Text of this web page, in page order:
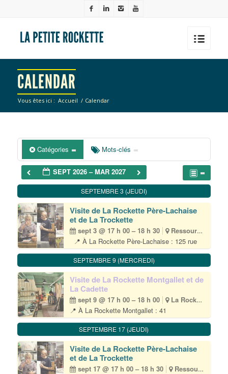
CALENDAR
Vous êtes ici : Accueil / Calendar
Catégories Mots-clés
SEPT 2026 – MAR 2027
SEPTEMBRE 3 (JEUDI)
Visite de La Rockette Père-Lachaise
et de La Trockette
sept 3 @ 17 h 00 – 18 h 30
Ressourcerie
📍 À La Rockette Père-Lachaise : 125 rue
du chemin vert – 75011 Paris • (M) Père-
Lachaise 👥 Tout public – 10 participant·es
max 🎟 Inscription obligatoire par email à
visite@lapetiterockette.org 💶 Gratuit Durée
environ 1h30 La Petite Rockette est[...]
SEPTEMBRE 9 (MERCREDI)
Visite de La Rockette Montgallet et de
La Cadette
sept 9 @ 17 h 00 – 18 h 00
La Rockette Ressourcerie Montgallet
📍 À La Rockette Montgallet : 41
rue Jacques Hillairet – 75012 Paris • Ⓜ️
Montgallet 📆 1 mercredi par mois • 17H>18H
👥 Tout public 🎟 Inscription obligatoire par
email à cadette@lapetiterockette.org
💶 Gratuit La Petite Rockette est heureuse
d’ouvrir ses[...]
SEPTEMBRE 17 (JEUDI)
Visite de La Rockette Père-Lachaise
et de La Trockette
sept 17 @ 17 h 00 – 18 h 30
Ressourcerie